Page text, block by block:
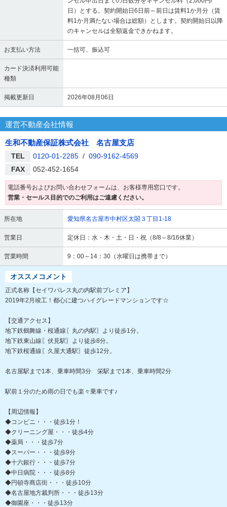
日）とする。契約開始日6日前～前日は賃料1か月分（賃
料1か月満たない場合は総額）とします。契約開始日以降
のキャンセルは全額返金できかねます。
お支払い方法 一括可、振込可
カード決済利用可能
種類
掲載更新日 2026年08月06日
運営不動産会社情報
生和不動産保証株式会社 名古屋支店
TEL 0120-01-2285 / 090-9162-4569
FAX
052-452-1654
電話番号およびお問い合わせフォームは、お客様専用窓口です。
営業・セールス目的でのご利用はご遠慮ください。
所在地 愛知県名古屋市中村区太閤３丁目1-18
営業日 定休日：水・木・土・日・祝（8/8～8/16休業）
営業時間 9：00～14：30（水曜日は携帯まで）
オススメコメント
正式名称【セイワパレス丸の内駅前プレミア】
2019年2月竣工！都心に建つハイグレードマンションです☆
【交通アクセス】
地下鉄鶴舞線・桜通線〖丸の内駅〗より徒歩1分。
地下鉄東山線〖伏見駅〗より徒歩8分。
地下鉄桜通線〖久屋大通駅〗徒歩12分。
名古屋駅まで1本、乗車時間3分 栄駅まで1本、乗車時間2分
駅前１分のため雨の日でも楽々乗車です♪
【周辺情報】
◆コンビニ・・・徒歩1分！
◆クリーニング屋・・・徒歩4分
◆薬局・・・徒歩7分
◆スーパー・・・徒歩9分
◆十六銀行・・・徒歩7分
◆中日病院・・・徒歩8分
◆円頓寺商店街・・・徒歩10分
◆名古屋地方裁判所・・・徒歩13分
◆御園座・・・徒歩13分